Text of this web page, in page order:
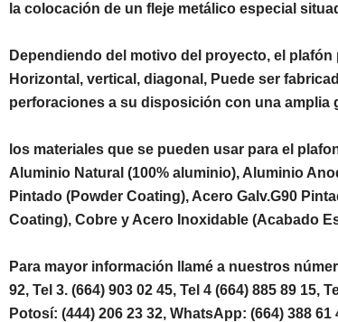
la colocación de un fleje metálico especial
Dependiendo del motivo del proyecto, el
Horizontal, vertical, diagonal, Puede ser
perforaciones a su disposición con una amplia
los materiales que se pueden usar para el
Aluminio Natural (100% aluminio), Aluminio
Pintado (Powder Coating), Acero Galv.G90
Coating), Cobre y Acero Inoxidable (Acabado
Para mayor información llamé a nuestros
92, Tel 3. (664) 903 02 45, Tel 4 (664) 885 89 15,
Potosí: (444) 206 23 32, WhatsApp: (664) 388